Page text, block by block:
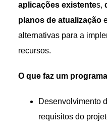
aplicações existentes,
planos de atualização
alternativas para a
recursos.
O que faz um
Desenvolvimento
requisitos do